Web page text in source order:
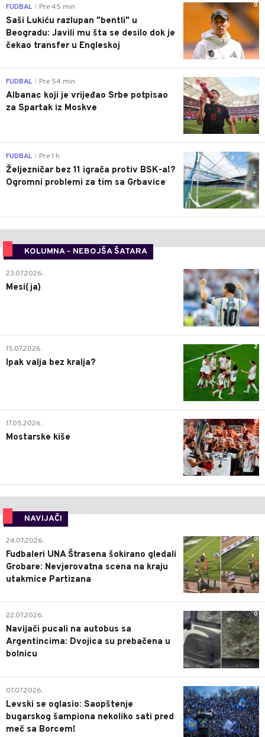
0
FUDBAL Pre 45 min
Saši Lukiću razlupan "bentli" u
Beogradu: Javili mu šta se desilo dok je
čekao transfer u Engleskoj
0
FUDBAL Pre 54 min
Albanac koji je vrijeđao Srbe potpisao
za Spartak iz Moskve
0
FUDBAL Pre 1 h
Željezničar bez 11 igrača protiv BSK-a!?
Ogromni problemi za tim sa Grbavice
KOLUMNA - NEBOJŠA ŠATARA
0
23.07.2026.
Mesi(ja)
2
15.07.2026.
Ipak valja bez kralja?
0
17.05.2026.
Mostarske kiše
NAVIJAČI
0
24.07.2026.
Fudbaleri UNA Štrasena šokirano gledali
Grobare: Nevjerovatna scena na kraju
utakmice Partizana
0
22.07.2026.
Navijači pucali na autobus sa
Argentincima: Dvojica su prebačena u
bolnicu
1
07.07.2026.
Levski se oglasio: Saopštenje
bugarskog šampiona nekoliko sati pred
meč sa Borcem!